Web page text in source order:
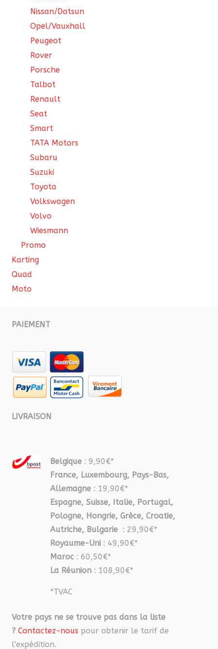
Nissan/Datsun
Opel/Vauxhall
Peugeot
Rover
Porsche
Talbot
Renault
Seat
Smart
TATA Motors
Subaru
Suzuki
Toyota
Volkswagen
Volvo
Wiesmann
Promo
Karting
Quad
Moto
PAIEMENT
LIVRAISON
Belgique : 9,90€*
France, Luxembourg, Pays-Bas,
Allemagne : 19,90€*
Espagne, Suisse, Italie, Portugal,
Pologne, Hongrie, Grèce, Croatie,
Autriche, Bulgarie : 29,90€*
Royaume-Uni : 49,90€*
Maroc : 60,50€*
La Réunion : 108,90€*
*TVAC
Votre pays ne se trouve pas dans la liste
? Contactez-nous pour obtenir le tarif de
l’expédition.